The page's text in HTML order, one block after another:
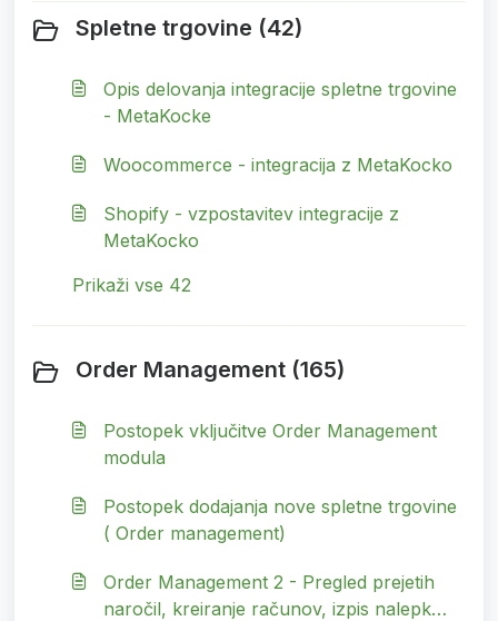
Spletne trgovine (42)
Opis delovanja integracije spletne trgovine
- MetaKocke
Woocommerce - integracija z MetaKocko
Shopify - vzpostavitev integracije z
MetaKocko
Prikaži vse 42
Order Management (165)
Postopek vključitve Order Management
modula
Postopek dodajanja nove spletne trgovine
( Order management)
Order Management 2 - Pregled prejetih
naročil, kreiranje računov, izpis nalepk